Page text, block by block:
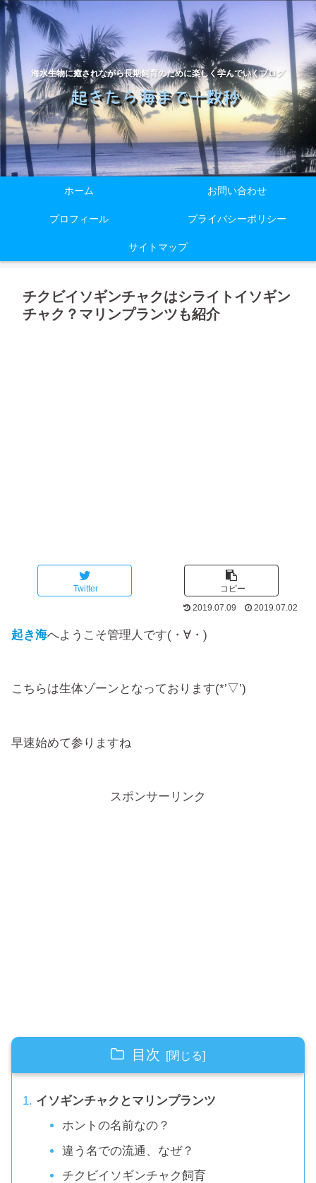
海水生物に癒されながら長期飼育のために楽しく学んでいくブログ
ホーム お問い合わせ
プロフィール プライバシーポリシー
サイトマップ
チクビイソギンチャクはシライトイソギン
チャク？マリンプランツも紹介
Twitter
コピー
2019.07.09
2019.07.02
起き海へようこそ管理人です(・∀・)
こちらは生体ゾーンとなっております(*’▽’)
早速始めて参りますね
スポンサーリンク
目次
イソギンチャクとマリンプランツ
ホントの名前なの？
違う名での流通、なぜ？
チクビイソギンチャク飼育